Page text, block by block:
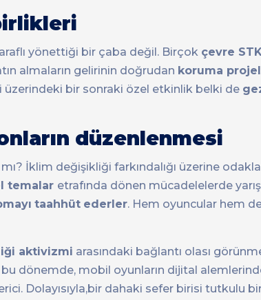
yönettiği bir çaba değil. Birçok çevre
almaların gelirinin doğrudan koruma
üzerindeki bir sonraki özel etkinlik belki de
düzenlenmesi
mı? İklim değişikliği farkındalığı üzerine
temalar etrafında dönen mücadelelerde
taahhüt ederler. Hem oyuncular hem
aktivizmi arasındaki bağlantı olası
dönemde, mobil oyunların dijital
Dolayısıyla,bir dahaki sefer birisi tutkulu